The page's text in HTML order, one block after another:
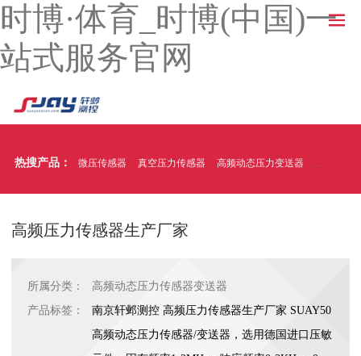
时博·体育_时博(中国)一
站式服务官网
热搜产品： 微压传感器 真空压力传感器 高频动态压力变送器 温压一体
高频压力传感器生产厂家
所属分类：
高频动态压力传感器变送器
产品标签：
南京轩邺测控 高频压力传感器生产厂家 SUAY50
高频动态压力传感器/变送器，选用德国进口压敏